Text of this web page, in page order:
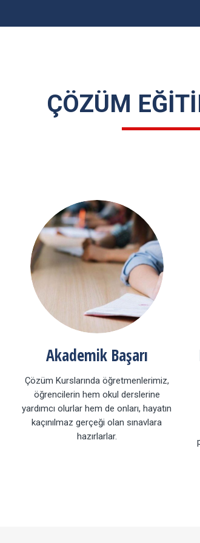
ÇÖZÜM
Akademik Başarı
Çözüm Kurslarında öğretmenlerimiz,
öğrencilerin hem okul derslerine
yardımcı olurlar hem de onları, hayatın
kaçınılmaz gerçeği olan sınavlara
hazırlarlar.